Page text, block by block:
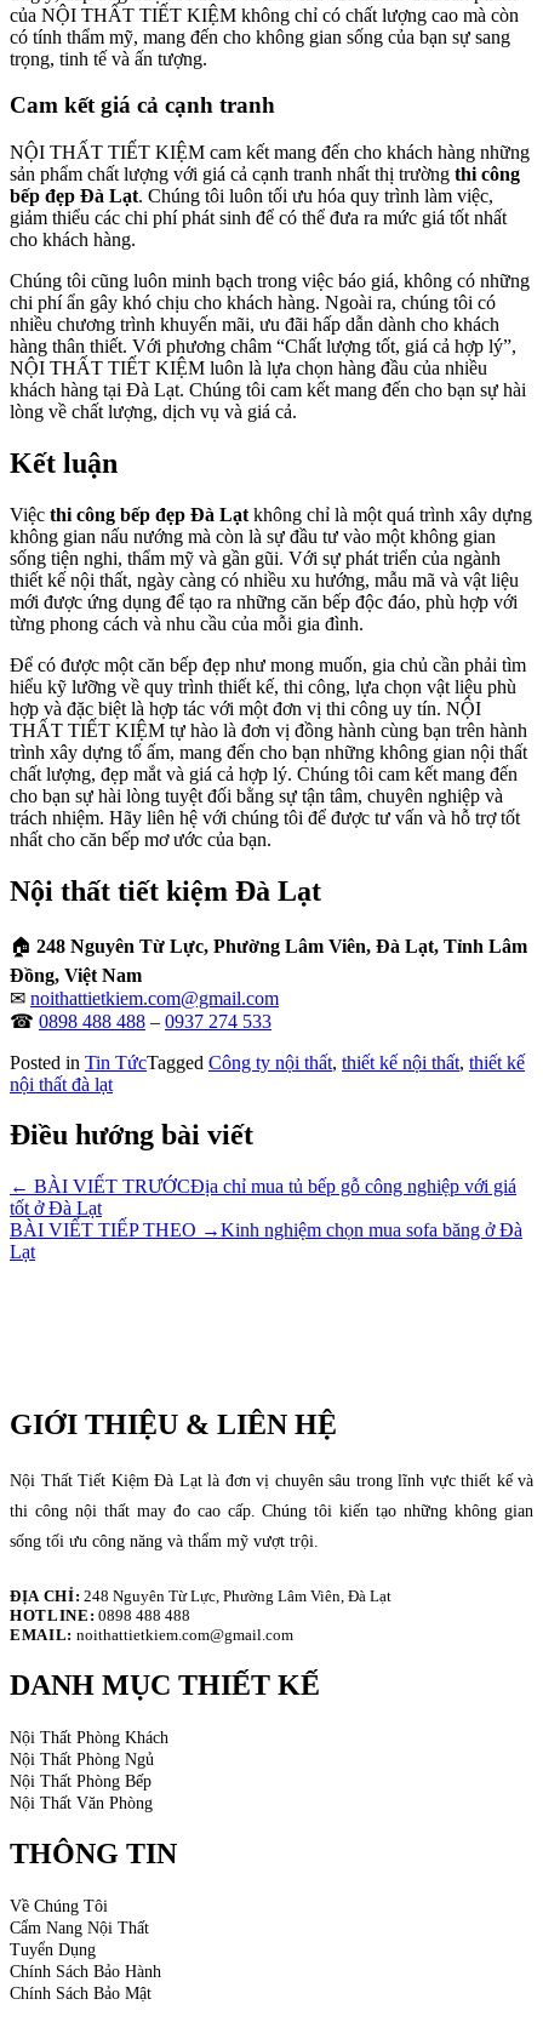
của NỘI THẤT TIẾT KIỆM không chỉ có chất lượng cao mà còn
có tính thẩm mỹ, mang đến cho không gian sống của bạn sự sang
trọng, tinh tế và ấn tượng.
Cam kết giá cả cạnh tranh
NỘI THẤT TIẾT KIỆM cam kết mang đến cho khách hàng những
sản phẩm chất lượng với giá cả cạnh tranh nhất thị trường thi công
bếp đẹp Đà Lạt. Chúng tôi luôn tối ưu hóa quy trình làm việc,
giảm thiểu các chi phí phát sinh để có thể đưa ra mức giá tốt nhất
cho khách hàng.
Chúng tôi cũng luôn minh bạch trong việc báo giá, không có những
chi phí ẩn gây khó chịu cho khách hàng. Ngoài ra, chúng tôi có
nhiều chương trình khuyến mãi, ưu đãi hấp dẫn dành cho khách
hàng thân thiết. Với phương châm “Chất lượng tốt, giá cả hợp lý”,
NỘI THẤT TIẾT KIỆM luôn là lựa chọn hàng đầu của nhiều
khách hàng tại Đà Lạt. Chúng tôi cam kết mang đến cho bạn sự hài
lòng về chất lượng, dịch vụ và giá cả.
Kết luận
Việc thi công bếp đẹp Đà Lạt không chỉ là một quá trình xây dựng
không gian nấu nướng mà còn là sự đầu tư vào một không gian
sống tiện nghi, thẩm mỹ và gần gũi. Với sự phát triển của ngành
thiết kế nội thất, ngày càng có nhiều xu hướng, mẫu mã và vật liệu
mới được ứng dụng để tạo ra những căn bếp độc đáo, phù hợp với
từng phong cách và nhu cầu của mỗi gia đình.
Để có được một căn bếp đẹp như mong muốn, gia chủ cần phải tìm
hiểu kỹ lưỡng về quy trình thiết kế, thi công, lựa chọn vật liệu phù
hợp và đặc biệt là hợp tác với một đơn vị thi công uy tín. NỘI
THẤT TIẾT KIỆM tự hào là đơn vị đồng hành cùng bạn trên hành
trình xây dựng tổ ấm, mang đến cho bạn những không gian nội thất
chất lượng, đẹp mắt và giá cả hợp lý. Chúng tôi cam kết mang đến
cho bạn sự hài lòng tuyệt đối bằng sự tận tâm, chuyên nghiệp và
trách nhiệm. Hãy liên hệ với chúng tôi để được tư vấn và hỗ trợ tốt
nhất cho căn bếp mơ ước của bạn.
Nội thất tiết kiệm Đà Lạt
🏠 248 Nguyên Từ Lực, Phường Lâm Viên, Đà Lạt, Tỉnh Lâm
Đồng, Việt Nam
✉ noithattietkiem.com@gmail.com
☎ 0898 488 488 – 0937 274 533
Posted in Tin TứcTagged Công ty nội thất, thiết kế nội thất, thiết kế
nội thất đà lạt
Điều hướng bài viết
← BÀI VIẾT TRƯỚCĐịa chỉ mua tủ bếp gỗ công nghiệp với giá
tốt ở Đà Lạt
BÀI VIẾT TIẾP THEO →Kinh nghiệm chọn mua sofa băng ở Đà
Lạt
GIỚI THIỆU & LIÊN HỆ
Nội Thất Tiết Kiệm Đà Lạt là đơn vị chuyên sâu trong lĩnh vực thiết kế và
thi công nội thất may đo cao cấp. Chúng tôi kiến tạo những không gian
sống tối ưu công năng và thẩm mỹ vượt trội.
ĐỊA CHỈ: 248 Nguyên Từ Lực, Phường Lâm Viên, Đà Lạt
HOTLINE: 0898 488 488
EMAIL: noithattietkiem.com@gmail.com
DANH MỤC THIẾT KẾ
Nội Thất Phòng Khách
Nội Thất Phòng Ngủ
Nội Thất Phòng Bếp
Nội Thất Văn Phòng
THÔNG TIN
Về Chúng Tôi
Cẩm Nang Nội Thất
Tuyển Dụng
Chính Sách Bảo Hành
Chính Sách Bảo Mật